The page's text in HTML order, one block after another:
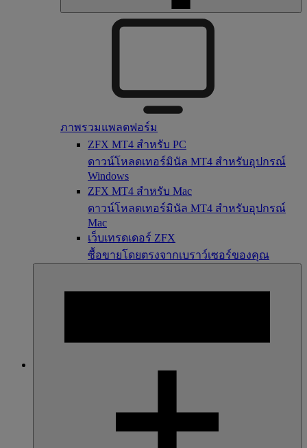
ภาพรวมแพลตฟอร์ม
ZFX MT4 สำหรับ PC
ดาวน์โหลดเทอร์มินัล MT4 สำหรับอุปกรณ์
Windows
ZFX MT4 สำหรับ Mac
ดาวน์โหลดเทอร์มินัล MT4 สำหรับอุปกรณ์
Mac
เว็บเทรดเดอร์ ZFX
ซื้อขายโดยตรงจากเบราว์เซอร์ของคุณ